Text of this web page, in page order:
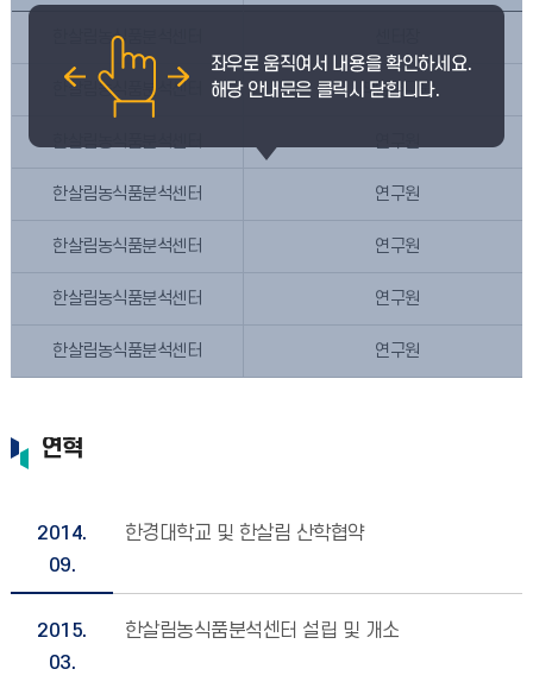
한살림농식품분석센터
한살림농식품분석센터 책임연구원
한살림농식품분석센터 연구원
한살림농식품분석센터 연구원
한살림농식품분석센터 연구원
한살림농식품분석센터 연구원
연혁
2014.
09.
한경대학교 및 한살림 산학협약
2015.
03.
한살림농식품분석센터 설립 및 개소